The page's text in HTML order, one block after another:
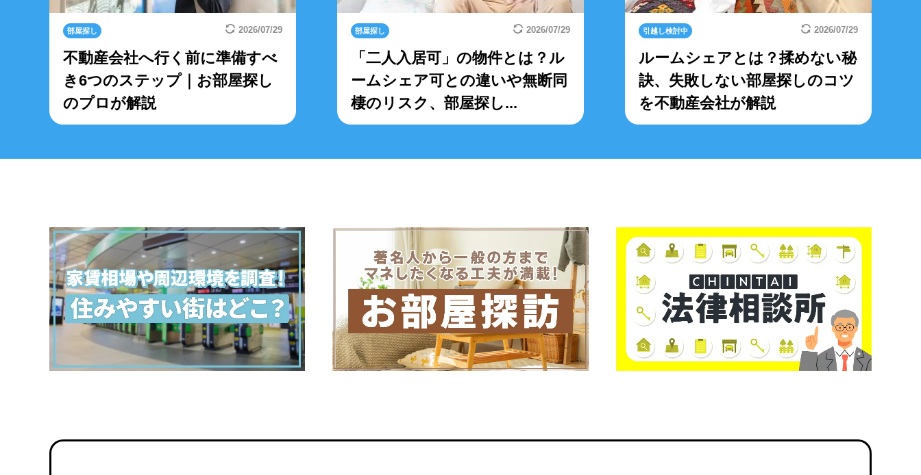
部屋探し 2026/07/29
不動産会社へ行く前に準備すべ
き6つのステップ｜お部屋探し
のプロが解説
部屋探し 2026/07/29
「二人入居可」の物件とは？ル
ームシェア可との違いや無断同
棲のリスク、部屋探し...
引越し検討中 2026/07/29
ルームシェアとは？揉めない秘
訣、失敗しない部屋探しのコツ
を不動産会社が解説